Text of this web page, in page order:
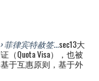
菲律宾特赦签...sec13大
Quota Visa），也被
于互惠原则，基于外